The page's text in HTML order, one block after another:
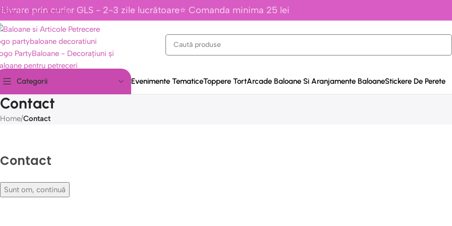
Skip to main contentprin curier GLS - 2-3 zile lucrătoare⭐ Comanda minima 25 lei
Categorii Evenimente TematiceToppere TortArcade Baloane Si Aranjamente BaloaneStickere De Perete
Contact
Home/Contact
Contact
Sunt om, continuă